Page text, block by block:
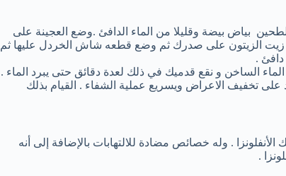
بياض بيضة وقليلا من الماء الدافئ .وضع العجينة على
على صدرك ثم وضع قطعه شاش الخردل عليها ثم
دافئ .
الساخن و نقع قدميك في ذلك لعدة دقائق حتى يبرد الماء .
تخفيف الاعراض ويسريع عملية الشفاء . القيام بذلك
. وله خصائص مضادة للالتهابات بالإضافة إلى أنه
.